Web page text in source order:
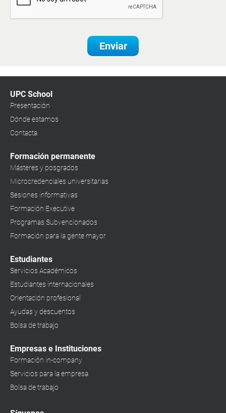
Enviar
UPC School
Presentación
Dónde estamos
Contacta
Formación permanente
Másteres y posgrados
Microcredenciales universitarias
Sesiones informativas
Formación Executive
Programas Subvencionados
Formación para la gente mayor
Estudiantes
Servicios Académicos
Estudiantes internacionales
Orientación profesional
Ayudas y descuentos
Bolsa de trabajo
Empresas e Instituciones
Formación in-company
Servicios para la empresa
Bolsa de trabajo